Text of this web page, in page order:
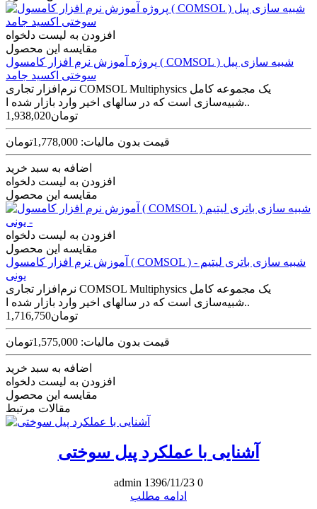
افزودن به لیست دلخواه
مقایسه این محصول
پروژه آموزش نرم افزار کامسول ( COMSOL ) شبیه سازی پیل
سوختی اکسید جامد
نرم‌افزار تجاری COMSOL Multiphysics یک مجموعه کامل
شبیه‌سازی است که در سال­های اخیر وارد بازار شده ا..
1,938,020تومان
قیمت بدون مالیات: 1,778,000تومان
اضافه به سبد خرید
افزودن به لیست دلخواه
مقایسه این محصول
افزودن به لیست دلخواه
مقایسه این محصول
آموزش نرم افزار کامسول ( COMSOL ) شبیه سازی باتری لیتیم -
یونی
نرم‌افزار تجاری COMSOL Multiphysics یک مجموعه کامل
شبیه‌سازی است که در سال­های اخیر وارد بازار شده ا..
1,716,750تومان
قیمت بدون مالیات: 1,575,000تومان
اضافه به سبد خرید
افزودن به لیست دلخواه
مقایسه این محصول
مقالات مرتبط
آشنایی با عملکرد پیل سوختی
admin 1396/11/23 0
ادامه مطلب